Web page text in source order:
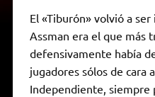
El «Tiburón» volvió a
Assman era el que más
defensivamente había
jugadores sólos de cara
Independiente, siempre